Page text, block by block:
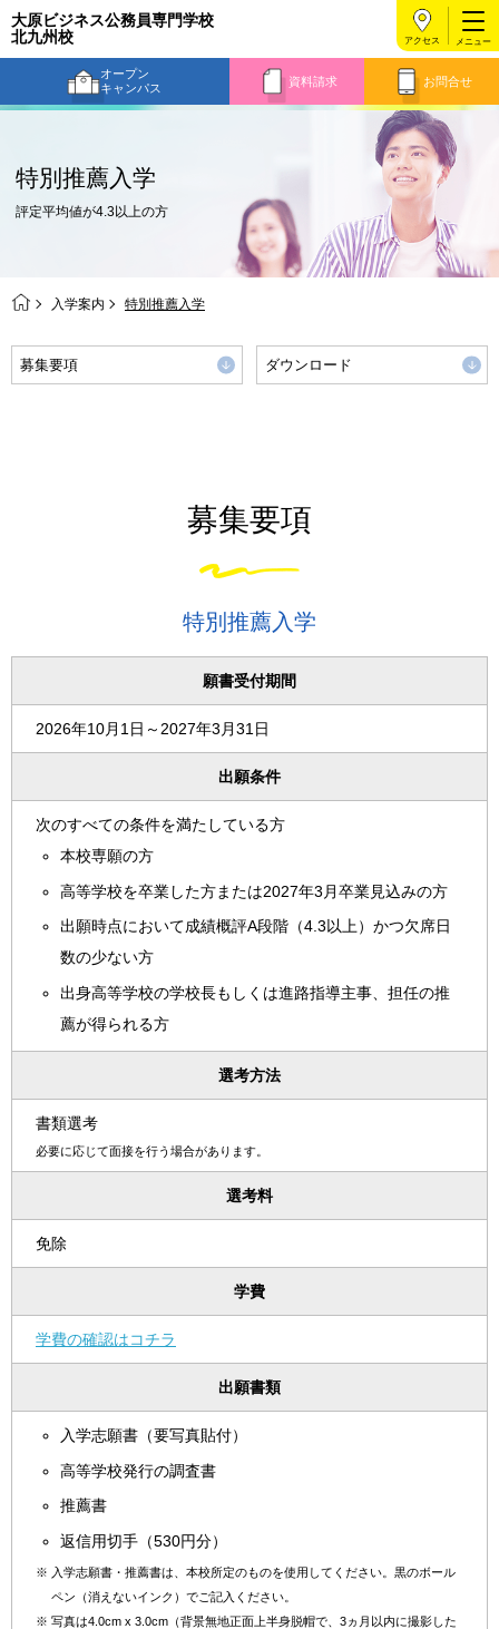
大原ビジネス公務員専門学校
北九州校
オープン
キャンパス
資料請求 お問合せ
アクセス
特別推薦入学
評定平均値が4.3以上の方
入学案内 特別推薦入学
募集要項 ダウンロード
募集要項
特別推薦入学
願書受付期間
2026年10月1日～2027年3月31日
出願条件
次のすべての条件を満たしている方
本校専願の方
高等学校を卒業した方または2027年3月卒業見込みの方
出願時点において成績概評A段階（4.3以上）かつ欠席日
数の少ない方
出身高等学校の学校長もしくは進路指導主事、担任の推
薦が得られる方
選考方法
書類選考
必要に応じて面接を行う場合があります。
選考料
免除
学費
学費の確認はコチラ
出願書類
入学志願書（要写真貼付）
高等学校発行の調査書
推薦書
返信用切手（530円分）
※ 入学志願書・推薦書は、本校所定のものを使用してください。黒のボール
ペン（消えないインク）でご記入ください。
※ 写真は4.0cm x 3.0cm（背景無地正面上半身脱帽で、3ヵ月以内に撮影した